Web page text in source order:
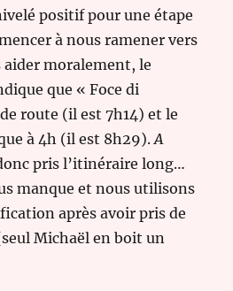
positif pour une étape
à nous ramener vers
moralement, le
que « Foce di
route (il est 7h14) et le
à 4h (il est 8h29).A
pris l’itinéraire long…
manque et nous utilisons
après avoir pris de
Michaël en boit un